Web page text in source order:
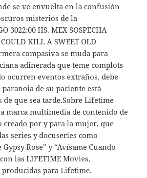
se ve envuelta en la confusión
misterios de la
3022:00 HS. MEX SOSPECHA
KILL A SWEET OLD
compasiva se muda para
adinerada que teme complots
ocurren eventos extraños, debe
de su paciente está
de que sea tarde.Sobre Lifetime
marca multimedia de contenido de
por y para la mujer, que
series y docuseries como
Rose” y “Avísame Cuando
las LIFETIME Movies,
para Lifetime.